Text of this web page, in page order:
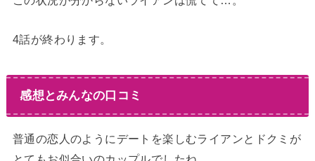
4話が終わります。
感想とみんなの口コミ
普通の恋人のようにデートを楽しむライアンとドクミが